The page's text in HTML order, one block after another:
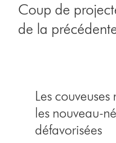
Coup de
de la
Les
les nouveau-
défavorisées